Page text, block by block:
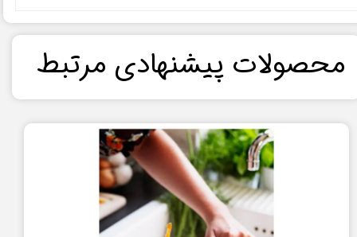
​محصولات پیشنهادی مرتبط​​​​​​​